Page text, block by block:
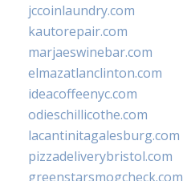
jccoinlaundry.com
kautorepair.com
marjaeswinebar.com
elmazatlanclinton.com
ideacoffeenyc.com
odieschillicothe.com
lacantinitagalesburg.com
pizzadeliverybristol.com
greenstarsmogcheck.com